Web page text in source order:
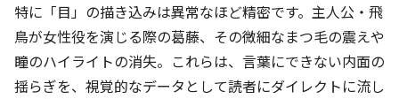
特に「目」の描き込みは異常なほど精密です。主人公・飛
鳥が女性役を演じる際の葛藤、その微細なまつ毛の震えや
瞳のハイライトの消失。これらは、言葉にできない内面の
揺らぎを、視覚的なデータとして読者にダイレクトに流し